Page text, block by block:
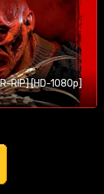
RIP] [HD-1080p]